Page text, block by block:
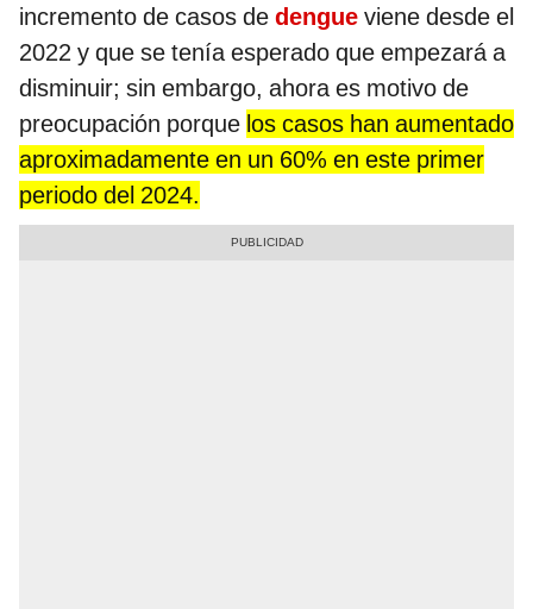
incremento de casos de dengue viene desde el
2022 y que se tenía esperado que empezará a
disminuir; sin embargo, ahora es motivo de
preocupación porque los casos han aumentado
aproximadamente en un 60% en este primer
periodo del 2024.